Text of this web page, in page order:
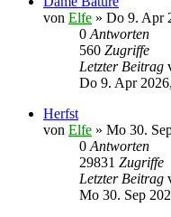
von Elfe » Do 9. Apr
0 Antworten
560 Zugriffe
Letzter Beitrag
Do 9. Apr
Herfst
von Elfe » Mo 30.
0 Antworten
29831 Zugriffe
Letzter Beitrag
Mo 30. Sep